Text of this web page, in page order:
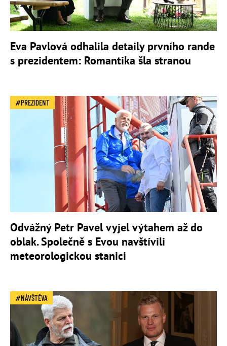
Eva Pavlová odhalila detaily prvního rande
s prezidentem: Romantika šla stranou
PREZIDENT
Odvážný Petr Pavel vyjel výtahem až do
oblak. Společně s Evou navštívili
meteorologickou stanici
NÁVŠTĚVA